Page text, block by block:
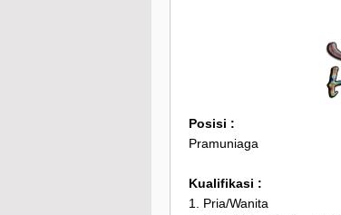
Posisi :
Pramuniaga
Kualifikasi :
1. Pria/Wanita